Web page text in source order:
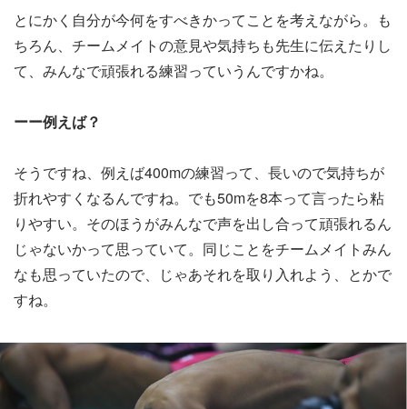
とにかく自分が今何をすべきかってことを考えながら。も
ちろん、チームメイトの意見や気持ちも先生に伝えたりし
て、みんなで頑張れる練習っていうんですかね。
ーー例えば？
そうですね、例えば400mの練習って、長いので気持ちが
折れやすくなるんですね。でも50mを8本って言ったら粘
りやすい。そのほうがみんなで声を出し合って頑張れるん
じゃないかって思っていて。同じことをチームメイトみん
なも思っていたので、じゃあそれを取り入れよう、とかで
すね。